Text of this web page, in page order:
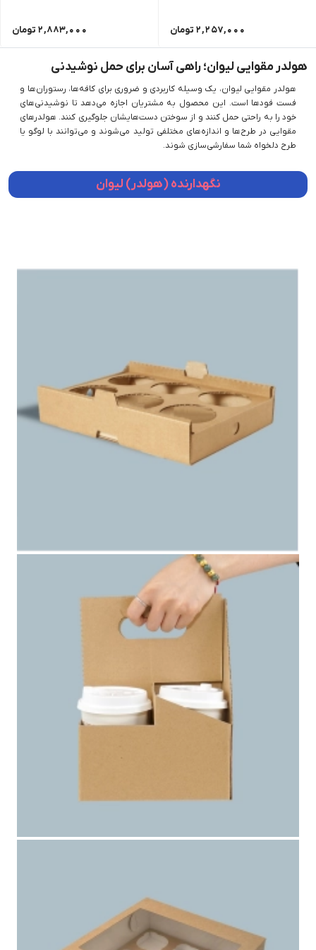
2,257,000 تومان 2,883,000 تومان
هولدر مقوایی لیوان؛ راهی آسان برای حمل نوشیدنی‌
هولدر مقوایی لیوان، یک وسیله کاربردی و ضروری برای کافه‌ها، رستوران‌ها و
فست فودها است. این محصول به مشتریان اجازه می‌دهد تا نوشیدنی‌های
خود را به راحتی حمل کنند و از سوختن دست‌هایشان جلوگیری کنند. هولدرهای
مقوایی در طرح‌ها و اندازه‌های مختلفی تولید می‌شوند و می‌توانند با لوگو یا
طرح دلخواه شما سفارشی‌سازی شوند.
نگهدارنده (هولدر) لیوان